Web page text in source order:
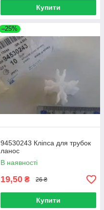
Купити
–25%
94530243 Кліпса для трубок
ланос
В наявності
19,50 ₴ 26 ₴
Купити